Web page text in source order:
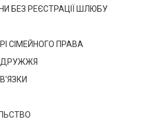
БЕЗ РЕЄСТРАЦІЇ ШЛЮБУ
СІМЕЙНОГО ПРАВА